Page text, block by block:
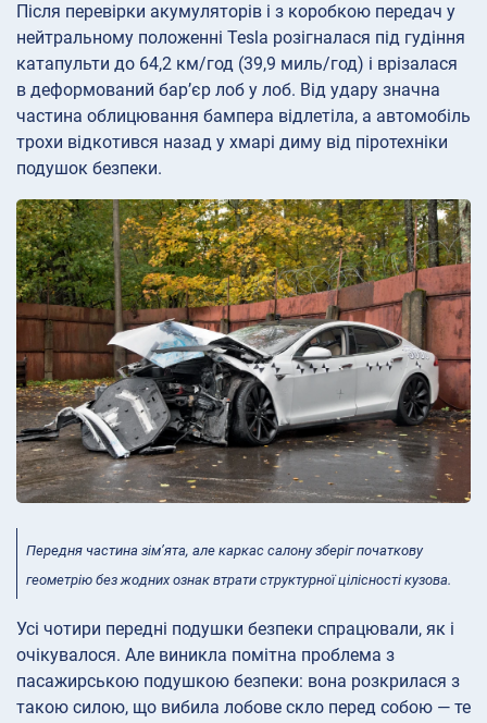
Після перевірки акумуляторів і з коробкою передач у
нейтральному положенні Tesla розігналася під гудіння
катапульти до 64,2 км/год (39,9 миль/год) і врізалася
в деформований бар’єр лоб у лоб. Від удару значна
частина облицювання бампера відлетіла, а автомобіль
трохи відкотився назад у хмарі диму від піротехніки
подушок безпеки.
Передня частина зім’ята, але каркас салону зберіг початкову
геометрію без жодних ознак втрати структурної цілісності кузова.
Усі чотири передні подушки безпеки спрацювали, як і
очікувалося. Але виникла помітна проблема з
пасажирською подушкою безпеки: вона розкрилася з
такою силою, що вибила лобове скло перед собою — те